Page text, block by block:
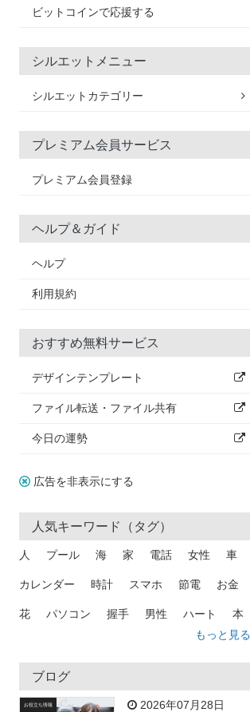
ビットコインで応援する
シルエットメニュー
シルエットカテゴリー
プレミアム会員サービス
プレミアム会員登録
ヘルプ＆ガイド
ヘルプ
利用規約
おすすめ無料サービス
デザインテンプレート
ファイル転送・ファイル共有
今日の運勢
広告を非表示にする
人気キーワード（タグ）
人 プール 海 家 電話 女性 車
カレンダー 時計 スマホ 節電 お金
花 パソコン 握手 男性 ハート 本
トラック 木
吹き出し
飛行機 グラフ ビル 魚 家族 書類
もっと見る
ブログ
お役立ち情報 2026年07月28日